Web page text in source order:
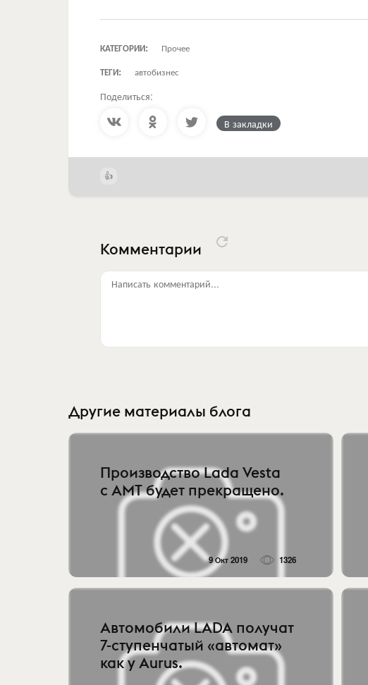
КАТЕГОРИИ:
Прочее
ТЕГИ:
автобизнес
Поделиться:
В закладки
Комментарии
Написать комментарий...
Другие материалы блога
Производство Lada Vesta
с АМТ будет прекращено.
9 Окт 2019 1326
Автомобили LADA получат
7-ступенчатый «автомат»
как у Aurus.